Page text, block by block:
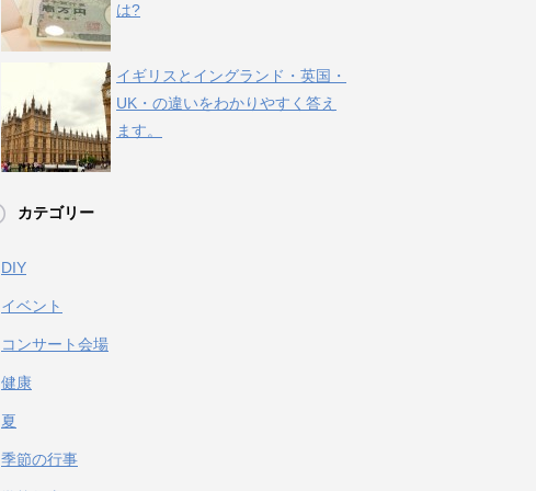
は?
イギリスとイングランド・英国・
UK・の違いをわかりやすく答え
ます。
カテゴリー
DIY
イベント
コンサート会場
健康
夏
季節の行事